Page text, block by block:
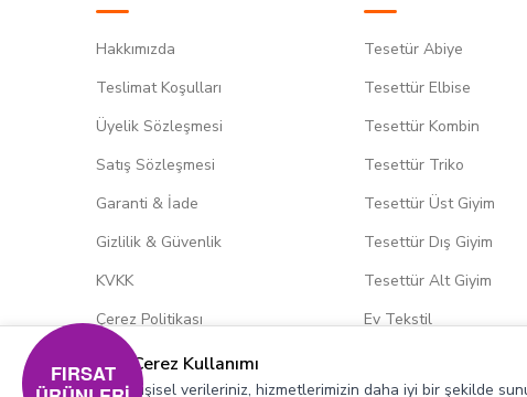
Hakkımızda
Teslimat Koşulları
Üyelik Sözleşmesi
Satış Sözleşmesi
Garanti & İade
Gizlilik & Güvenlik
KVKK
Çerez Politikası
Tesetür Abiye
Tesettür Elbise
Tesettür Kombin
Tesettür Triko
Tesettür Üst Giyim
Tesettür Dış Giyim
Tesettür Alt Giyim
Ev Tekstil
Çerez Kullanımı
Kişisel verileriniz, hizmetlerimizin daha iyi bir şekilde
FIRSAT